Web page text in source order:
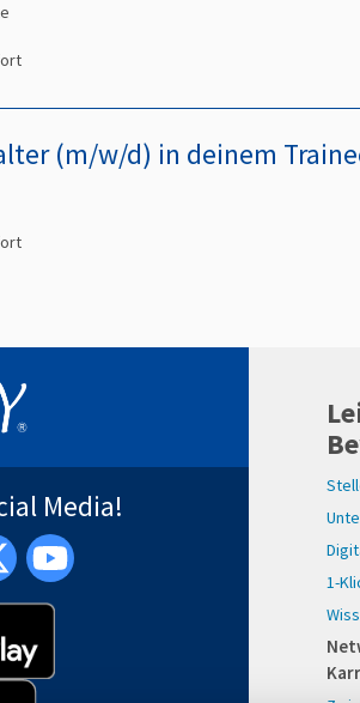
(m/w/d) in deinem
Media!
1-